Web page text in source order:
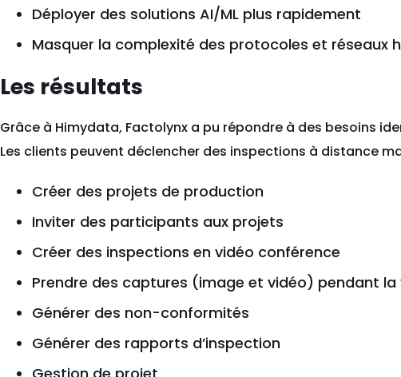
Déployer des solutions AI/ML plus rapidement
Masquer la complexité des protocoles et réseaux
Les résultats
Grâce à Himydata, Factolynx a pu répondre à des besoins
Les clients peuvent déclencher des inspections à distance
Créer des projets de production
Inviter des participants aux projets
Créer des inspections en vidéo conférence
Prendre des captures (image et vidéo) pendant
Générer des non-conformités
Générer des rapports d’inspection